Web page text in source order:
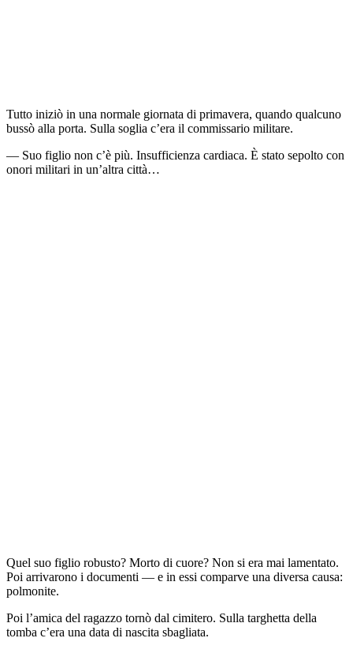
Tutto iniziò in una normale giornata di primavera, quando qualcuno
bussò alla porta. Sulla soglia c’era il commissario militare.
— Suo figlio non c’è più. Insufficienza cardiaca. È stato sepolto con
onori militari in un’altra città…
Quel suo figlio robusto? Morto di cuore? Non si era mai lamentato.
Poi arrivarono i documenti — e in essi comparve una diversa causa:
polmonite.
Poi l’amica del ragazzo tornò dal cimitero. Sulla targhetta della
tomba c’era una data di nascita sbagliata.